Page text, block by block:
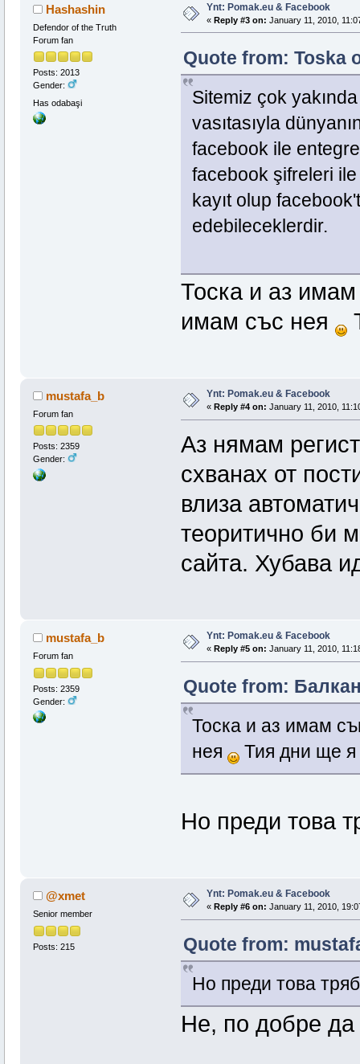
Hashashin
Defendor of the Truth
Forum fan
Posts: 2013
Gender:
Has odabaşi
Ynt: Pomak.eu & Facebook
« Reply #3 on: January 11, 2010,
Quote from: Toska
Sitemiz çok
vasıtasıyla
facebook ile
facebook şifreleri
kayıt olup
edebileceklerdir.
Тоска и аз
имам със нея
mustafa_b
Forum fan
Posts: 2359
Gender:
Ynt: Pomak.eu & Facebook
« Reply #4 on: January 11, 2010,
Аз нямам
схванах от
влиза
теоритично би
сайта. Хубава
mustafa_b
Forum fan
Posts: 2359
Gender:
Ynt: Pomak.eu & Facebook
« Reply #5 on: January 11, 2010,
Quote from:
Тоска и аз имам
нея
Тия дни ще я
Но преди това
@xmet
Senior member
Posts: 215
Ynt: Pomak.eu & Facebook
« Reply #6 on: January 11, 2010,
Quote from:
Но преди това
Не, по добре